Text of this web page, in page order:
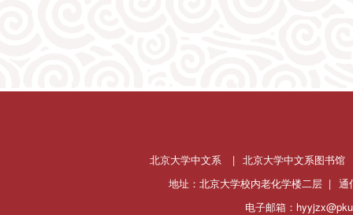
北京大学中文系 | 北京大学中文系图书馆
地址：北京大学校内老化学楼二层 | 通
电子邮箱：